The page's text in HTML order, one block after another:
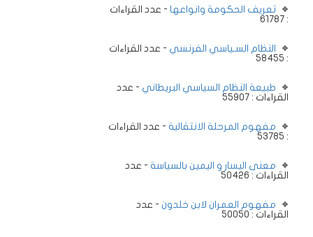
تعريف الحكومة وانواعها - عدد القراءات
: 61787
النظام السـياسي الفرنسي - عدد القراءات
: 58455
طبيعة النظام السياسي البريطاني - عدد
القراءات : 55907
مفهوم المرحلة الانتقالية - عدد القراءات
: 53785
معنى اليسار و اليمين بالسياسة - عدد
القراءات : 50426
مفهوم العمران لابن خلدون - عدد
القراءات : 50050